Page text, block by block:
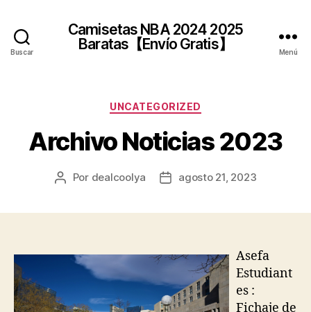
Buscar
Camisetas NBA 2024 2025
Baratas【Envío Gratis】
Menú
Categorías
UNCATEGORIZED
Archivo Noticias 2023
Autor
Por dealcoolya
Fechaagosto 21, 2023
Asefa
Estudiant
es :
Fichaje de